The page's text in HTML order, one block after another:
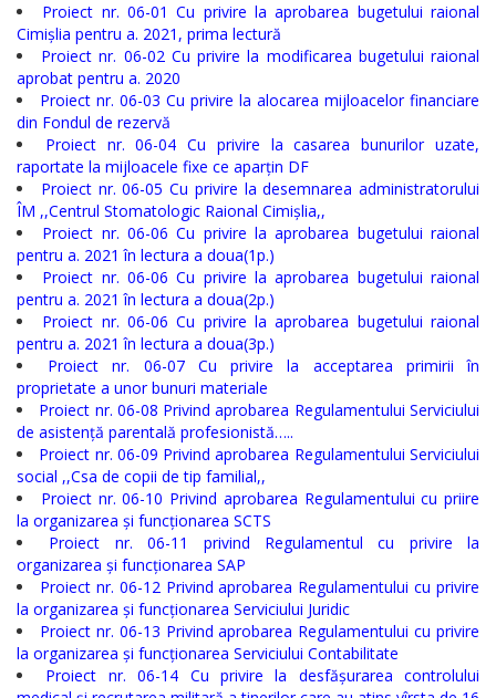
Serviciul
Arhivă
Serviciul
Juridic
Serviciul
Audit
Declarații
de
avere
și
interese
personale
Regulamente
Consilierii
raionali
Proiect nr. 06-01 Cu privire la aprobarea bugetului raional
Cimișlia pentru a. 2021, prima lectură
Proiect nr. 06-02 Cu privire la modificarea bugetului raional
aprobat pentru a. 2020
Proiect nr. 06-03 Cu privire la alocarea mijloacelor financiare
din Fondul de rezervă
Proiect nr. 06-04 Cu privire la casarea bunurilor uzate,
raportate la mijloacele fixe ce aparțin DF
Proiect nr. 06-05 Cu privire la desemnarea administratorului
ÎM ,,Centrul Stomatologic Raional Cimișlia,,
Proiect nr. 06-06 Cu privire la aprobarea bugetului raional
pentru a. 2021 în lectura a doua(1p.)
Proiect nr. 06-06 Cu privire la aprobarea bugetului raional
pentru a. 2021 în lectura a doua(2p.)
Proiect nr. 06-06 Cu privire la aprobarea bugetului raional
pentru a. 2021 în lectura a doua(3p.)
Proiect nr. 06-07 Cu privire la acceptarea primirii în
proprietate a unor bunuri materiale
Proiect nr. 06-08 Privind aprobarea Regulamentului Serviciului
de asistență parentală profesionistă…..
Proiect nr. 06-09 Privind aprobarea Regulamentului Serviciului
social ,,Csa de copii de tip familial,,
Proiect nr. 06-10 Privind aprobarea Regulamentului cu priire
la organizarea și funcționarea SCTS
Proiect nr. 06-11 privind Regulamentul cu privire la
organizarea și funcționarea SAP
Proiect nr. 06-12 Privind aprobarea Regulamentului cu privire
la organizarea și funcționarea Serviciului Juridic
Proiect nr. 06-13 Privind aprobarea Regulamentului cu privire
la organizarea și funcționarea Serviciului Contabilitate
Proiect nr. 06-14 Cu privire la desfășurarea controlului